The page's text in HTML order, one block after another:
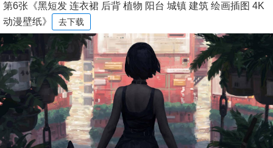
第6张《黑短发 连衣裙 后背 植物 阳台 城镇 建筑 绘画插图 4K
动漫壁纸》
去下载